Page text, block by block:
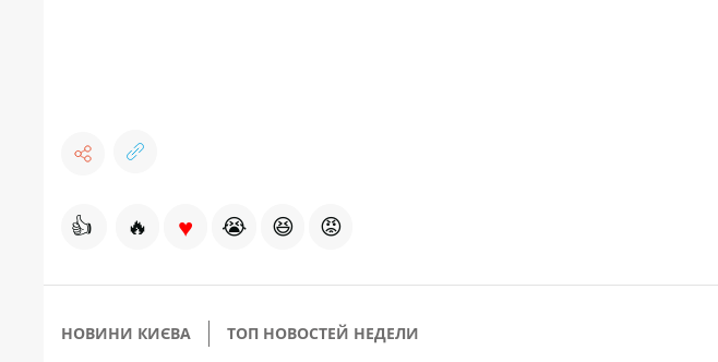
👍 🔥 ♥ 😭 😆 😡
НОВИНИ КИЄВА ТОП НОВОСТЕЙ НЕДЕЛИ